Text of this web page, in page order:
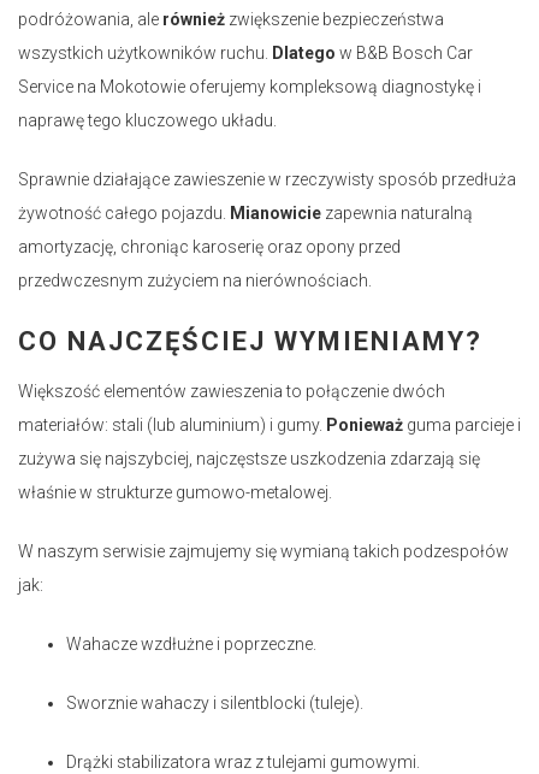
podróżowania, ale również zwiększenie bezpieczeństwa
wszystkich użytkowników ruchu.
Dlatego w B&B Bosch Car
Service na Mokotowie oferujemy kompleksową diagnostykę i
naprawę tego kluczowego układu.
Sprawnie działające zawieszenie w rzeczywisty sposób przedłuża
żywotność całego pojazdu.
Mianowicie zapewnia naturalną
amortyzację, chroniąc karoserię oraz opony przed
przedwczesnym zużyciem na nierównościach.
CO NAJCZĘŚCIEJ WYMIENIAMY?
Większość elementów zawieszenia to połączenie dwóch
materiałów: stali (lub aluminium) i gumy. Ponieważ guma parcieje i
zużywa się najszybciej, najczęstsze uszkodzenia zdarzają się
właśnie w strukturze gumowo-metalowej.
W naszym serwisie zajmujemy się wymianą takich podzespołów
jak:
Wahacze wzdłużne i poprzeczne.
Sworznie wahaczy i silentblocki (tuleje).
Drążki stabilizatora wraz z tulejami gumowymi.